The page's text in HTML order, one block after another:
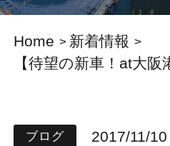
Home
新着情報
【待望の新車！at大阪
ブログ 2017/11/10